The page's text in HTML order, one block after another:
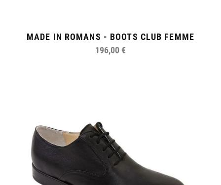
MADE IN ROMANS - BOOTS CLUB FEMME
196,00 €